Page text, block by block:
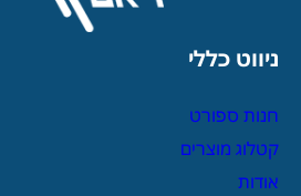
ניווט כללי
חנות ספורט
קטלוג מוצרים
אודות